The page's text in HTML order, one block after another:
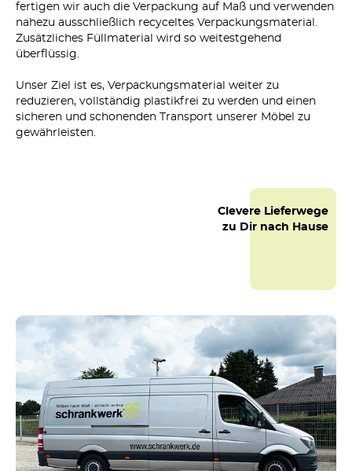
fertigen wir auch die Verpackung auf Maß und verwenden
nahezu ausschließlich recyceltes Verpackungsmaterial.
Zusätzliches Füllmaterial wird so weitestgehend
überflüssig.
Unser Ziel ist es, Verpackungsmaterial weiter zu
reduzieren, vollständig plastikfrei zu werden und einen
sicheren und schonenden Transport unserer Möbel zu
gewährleisten.
Clevere Lieferwege
zu Dir nach Hause